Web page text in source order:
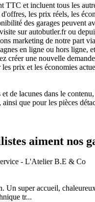
TTC et incluent tous les
les prix réels, les
des garages peuvent
sur autobutler.fr ou
marketing de notre part
en ligne ou hors ligne,
créer une nouvelle
prix et les économies
et de lacunes dans le
que pour les pièces
aiment nos
- L'Atelier B.E & Co
Un super accueil,
tr...